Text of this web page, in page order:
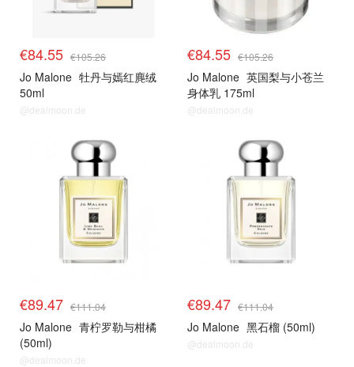
€84.55 €105.26
Jo Malone 牡丹与嫣红麂绒
50ml
@dealmoon.de
€84.55 €105.26
Jo Malone 英国梨与小苍兰
身体乳 175ml
@dealmoon.de
€89.47 €111.04
Jo Malone 青柠罗勒与柑橘
(50ml)
@dealmoon.de
€89.47 €111.04
Jo Malone 黑石榴 (50ml)
@dealmoon.de